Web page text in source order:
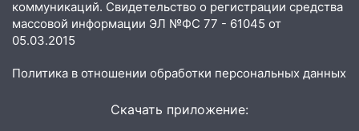
затопленные улицы
14:28 Ураган вырвал остановку на улице
пытаются расчистить ливнёвки, не
коммуникаций. Свидетельство о регистрации средства
массовой информации ЭЛ №ФС 77 - 61045 от
05.03.2015
Политика в отношении обработки персональных данных
Скачать приложение: